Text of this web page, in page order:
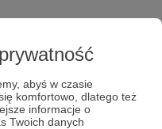
abyś w czasie
komfortowo, dlatego też
informacje o
Twoich danych
Patronów